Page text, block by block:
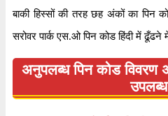
बाकी हिस्सों की तरह छह अंकों का पिन
सरोवर पार्क एस.ओ पिन कोड हिंदी में
अनुपलब्ध पिन कोड विवरण